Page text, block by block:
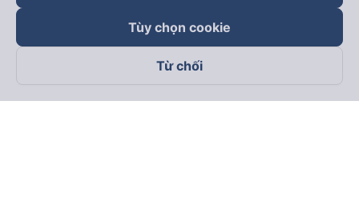
Theo dõi chúng tôi trên
Tùy chọn cookie
Từ chối